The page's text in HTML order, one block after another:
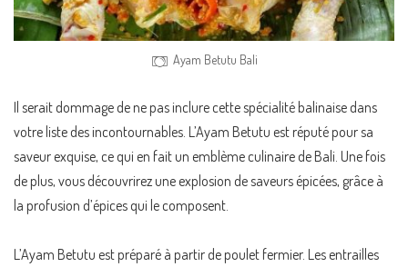
Ayam Betutu Bali
Il serait dommage de ne pas inclure cette spécialité balinaise dans
votre liste des incontournables. L’Ayam Betutu est réputé pour sa
saveur exquise, ce qui en fait un emblème culinaire de Bali. Une fois
de plus, vous découvrirez une explosion de saveurs épicées, grâce à
la profusion d’épices qui le composent.
L’Ayam Betutu est préparé à partir de poulet fermier. Les entrailles